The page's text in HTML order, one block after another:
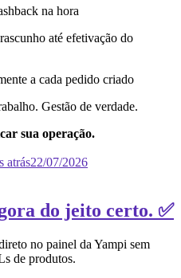
na hora
até efetivação do
a cada pedido criado
Gestão de verdade.
sua operação.
atrás22/07/2026
do jeito certo. ✅
no painel da Yampi sem
de produtos.